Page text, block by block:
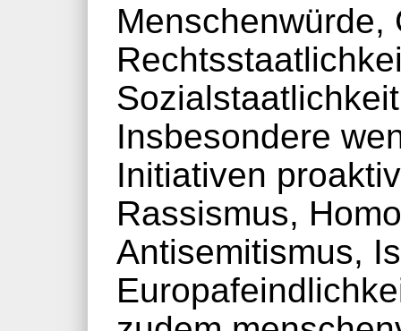
Menschenwürde,
Insbesondere
Initiativen
Rassismus,
Antisemitismus,